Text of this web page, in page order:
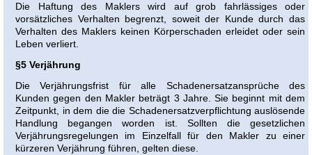
Die Haftung des Maklers wird auf grob fahrlässiges oder
vorsätzliches Verhalten begrenzt, soweit der Kunde durch das
Verhalten des Maklers keinen Körperschaden erleidet oder sein
Leben verliert.
§5 Verjährung
Die Verjährungsfrist für alle Schadenersatzansprüche des
Kunden gegen den Makler beträgt 3 Jahre. Sie beginnt mit dem
Zeitpunkt, in dem die die Schadenersatzverpflichtung auslösende
Handlung begangen worden ist. Sollten die gesetzlichen
Verjährungsregelungen im Einzelfall für den Makler zu einer
kürzeren Verjährung führen, gelten diese.